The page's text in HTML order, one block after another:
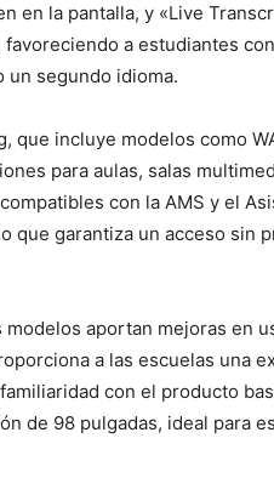
en la pantalla, y «Live
a estudiantes
un segundo idioma.
que incluye modelos como
para aulas, salas
con la AMS y el
que garantiza un acceso sin
aportan mejoras en
a las escuelas una
con el producto
de 98 pulgadas, ideal para